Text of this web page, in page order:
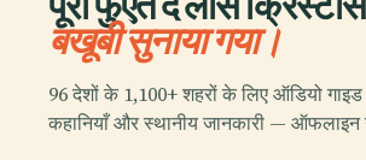
बखूबी सुनाया गया।
96 देशों के 1,100+ शहरों के लिए ऑडियो
कहानियाँ और स्थानीय जानकारी — ऑफलाइन